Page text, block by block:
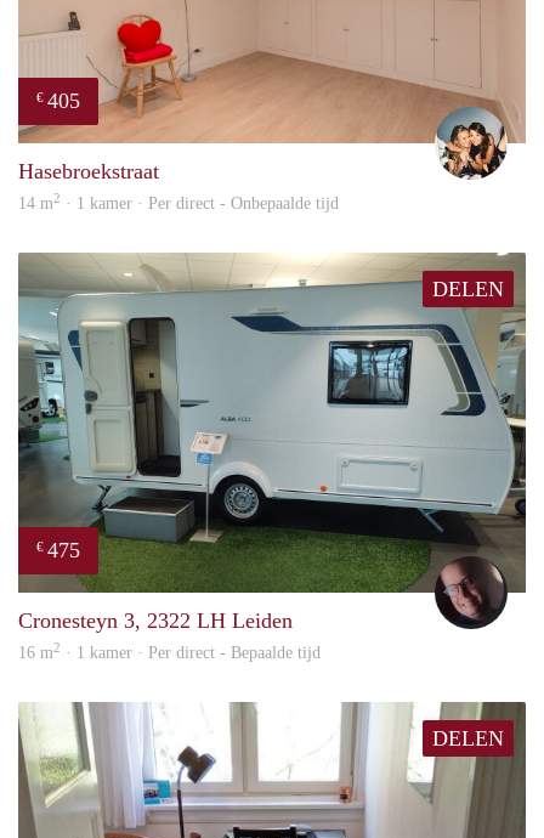
€ 405
Hasebroekstraat
14 m2 · 1 kamer · Per direct - Onbepaalde tijd
DELEN
€ 475
Cronesteyn 3, 2322 LH Leiden
16 m2 · 1 kamer · Per direct - Bepaalde tijd
DELEN